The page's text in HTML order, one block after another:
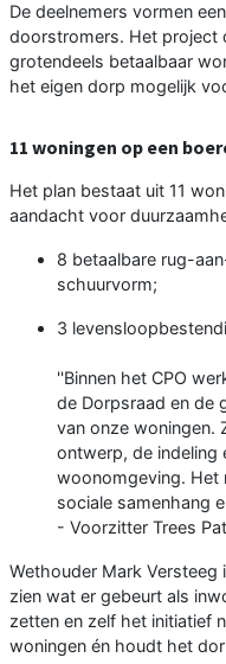
De deelnemers vormen
doorstromers. Het project
grotendeels betaalbaar
het eigen dorp mogelijk
11 woningen op een
Het plan bestaat uit 11
aandacht voor
8 betaalbare rug-
schuurvorm;
3
''Binnen het CPO
de Dorpsraad en de
van onze woningen.
ontwerp, de indeling
woonomgeving. Het
sociale samenhang
- Voorzitter Trees
Wethouder Mark
zien wat er gebeurt als
zetten en zelf het initiatief
woningen én houdt het